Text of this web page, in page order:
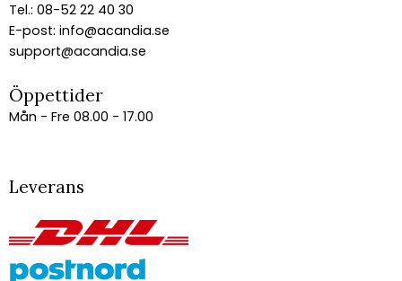
Tel.: 08-52 22 40 30
E-post: info@acandia.se
support@acandia.se
Öppettider
Mån - Fre 08.00 - 17.00
Leverans